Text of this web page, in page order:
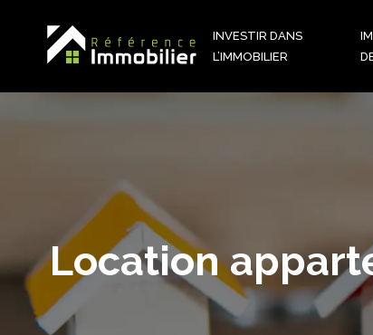
INVESTIR DANS
L’IMMOBILIER
Location